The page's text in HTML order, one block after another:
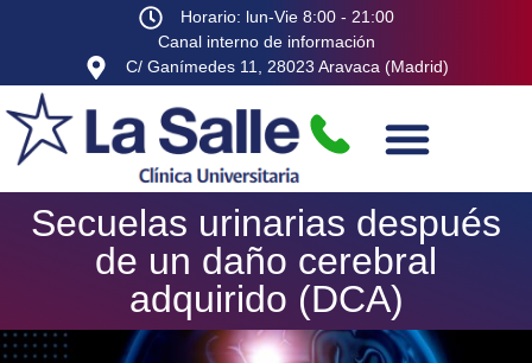
Horario: lun-Vie 8:00 - 21:00
Canal interno de información
C/ Ganímedes 11, 28023 Aravaca (Madrid)
Secuelas urinarias después
de un daño cerebral
adquirido (DCA)